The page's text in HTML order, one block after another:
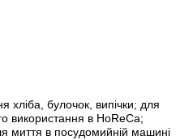
хліба, булочок, випічки; для
використання в HoReCa;
миття в посудомийній машині